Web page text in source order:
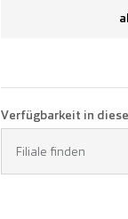
Verfügbarkeit in
Filiale finden